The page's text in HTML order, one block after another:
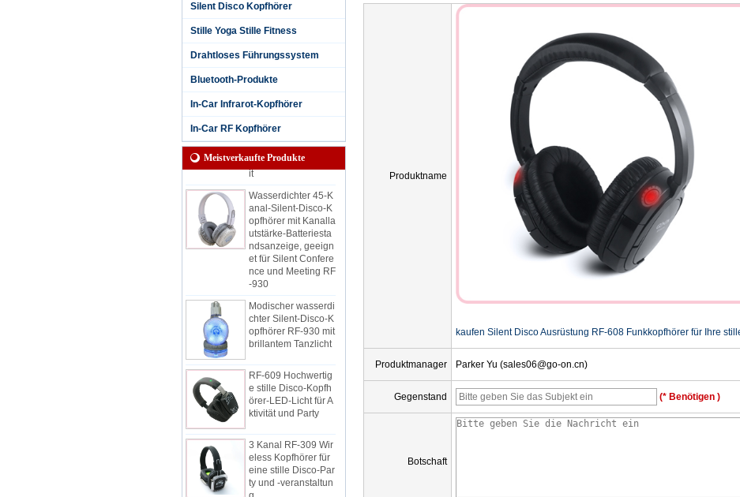
Silent Disco Kopfhörer
Stille Yoga Stille Fitness
Drahtloses Führungssystem
Bluetooth-Produkte
In-Car Infrarot-Kopfhörer
In-Car RF Kopfhörer
Meistverkaufte Produkte
r Party-Kopfhörer mi
t 3 Kanälen für regn
erische Sessions mi
anal und Akkulaufze
it
Wasserdichter 45-K
anal-Silent-Disco-K
opfhörer mit Kanalla
utstärke-Batteriesta
ndsanzeige, geeign
et für Silent Confere
nce und Meeting RF
-930
Modischer wasserdi
chter Silent-Disco-K
opfhörer RF-930 mit
brillantem Tanzlicht
RF-609 Hochwertig
e stille Disco-Kopfh
örer-LED-Licht für A
ktivität und Party
3 Kanal RF-309 Wir
eless Kopfhörer für
eine stille Disco-Par
ty und -veranstaltun
g
Produktname
kaufen Silent Disco Ausrüstung RF-608 Funkkopfhörer für Ihre
Produktmanager Parker Yu (sales06@go-on.cn)
Gegenstand (* Benötigen )
Botschaft